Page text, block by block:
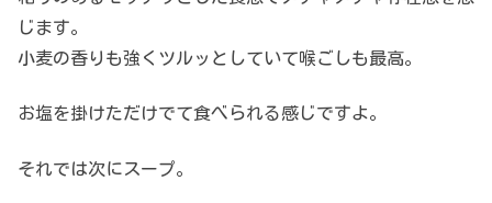
じます。
小麦の香りも強くツルッとしていて喉ごしも最高。
お塩を掛けただけでて食べられる感じですよ。
それでは次にスープ。